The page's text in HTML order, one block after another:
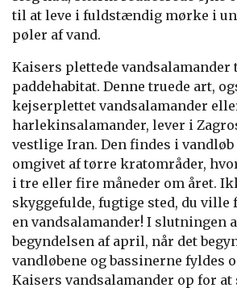
til at leve i fuldstændig mørke i
pøler af vand.
Kaisers plettede
paddehabitat. Denne truede art,
kejserplettet vandsalamander
harlekinsalamander, lever i
vestlige Iran. Den findes i vandløb
omgivet af tørre kratområder,
i tre eller fire måneder om året.
skyggefulde, fugtige sted, du ville
en vandsalamander! I slutningen
begyndelsen af april, når det
vandløbene og bassinerne fyldes
Kaisers vandsalamander op for